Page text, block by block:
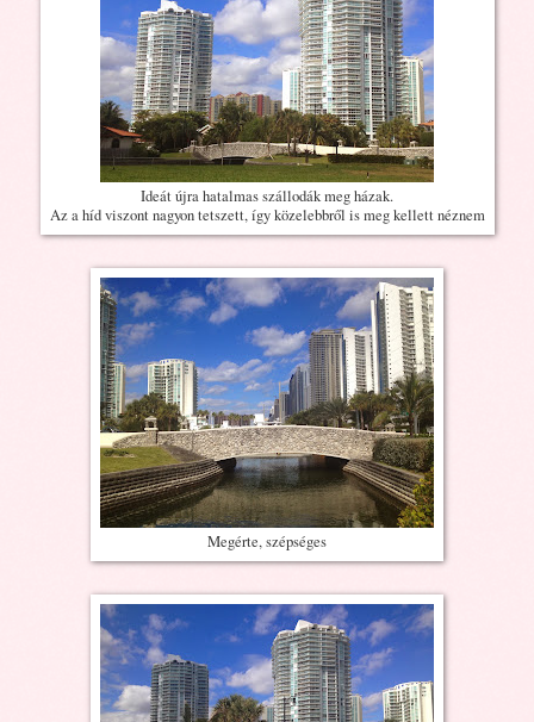
Ideát újra hatalmas szállodák meg házak.
Az a híd viszont nagyon tetszett, így közelebbről is meg kellett néznem
Megérte, szépséges